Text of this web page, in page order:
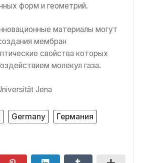
форм и геометрий.
материалы могут
мембран
свойства которых
молекул газа.
Jena
Germany
Германия